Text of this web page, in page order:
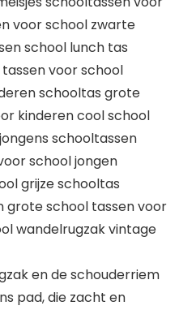
voor school zwarte
school lunch tas
voor school
schooltas grote
kinderen cool school
schooltassen
school jongen
grijze schooltas
grote school tassen voor
wandelrugzak vintage
en de schouderriem
pad, die zacht en